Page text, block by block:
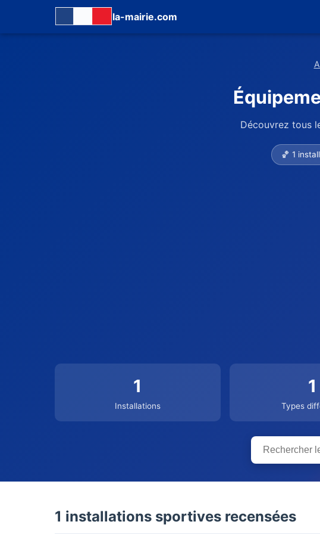
la-mairie.com
Découvrez tous
🏀 1
1
Installations
1
Types
1 installations sportives recensées